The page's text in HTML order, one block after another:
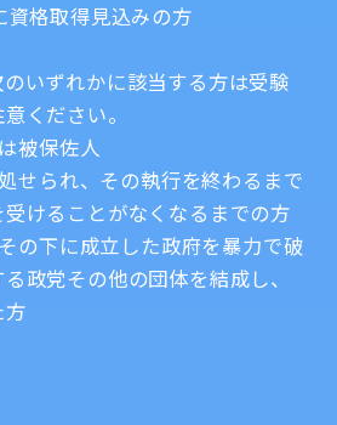
資格取得見込みの方
いずれかに該当する方は受験
ください。
被保佐人
せられ、その執行を終わるまで
けることがなくなるまでの方
の下に成立した政府を暴力で破
政党その他の団体を結成し、
方